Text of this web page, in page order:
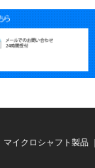
マイクロシャフト製品